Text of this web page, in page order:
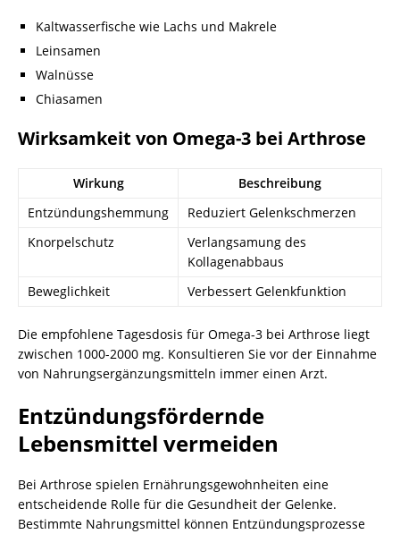
Kaltwasserfische wie Lachs und Makrele
Leinsamen
Walnüsse
Chiasamen
Wirksamkeit von Omega-3 bei Arthrose
Wirkung
Beschreibung
Entzündungshemmung
Reduziert Gelenkschmerzen
Knorpelschutz
Verlangsamung des
Kollagenabbaus
Beweglichkeit
Verbessert Gelenkfunktion
Die empfohlene Tagesdosis für Omega-3 bei Arthrose liegt
zwischen 1000-2000 mg. Konsultieren Sie vor der Einnahme
von Nahrungsergänzungsmitteln immer einen Arzt.
Entzündungsfördernde
Lebensmittel vermeiden
Bei Arthrose spielen Ernährungsgewohnheiten eine
entscheidende Rolle für die Gesundheit der Gelenke.
Bestimmte Nahrungsmittel können Entzündungsprozesse